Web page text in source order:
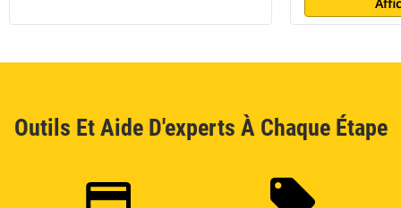
Outils Et Aide D'experts À Chaque Étape